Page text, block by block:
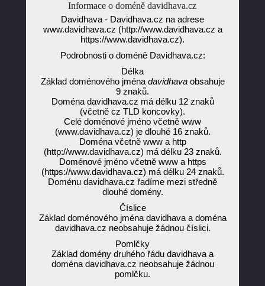
Informace o doméně davidhava.cz
Davidhava - Davidhava.cz na adrese
www.davidhava.cz (http://www.davidhava.cz a
https://www.davidhava.cz).
Podrobnosti o doméně Davidhava.cz:
Délka
Základ doménového jména davidhavaobsahuje
9 znaků.
Doména davidhava.cz má délku 12 znaků
(včetně cz TLD koncovky).
Celé doménové jméno včetně www
(www.davidhava.cz) je dlouhé 16 znaků.
Doména včetně www a http
(http://www.davidhava.cz) má délku 23 znaků.
Doménové jméno včetně www a https
(https://www.davidhava.cz) má délku 24 znaků.
Doménu davidhava.cz řadíme mezi středně
dlouhé domény.
Číslice
Základ doménového jména davidhava a doména
davidhava.cz neobsahuje žádnou číslici.
Pomlčky
Základ domény druhého řádu davidhava a
doména davidhava.cz neobsahuje žádnou
pomlčku.